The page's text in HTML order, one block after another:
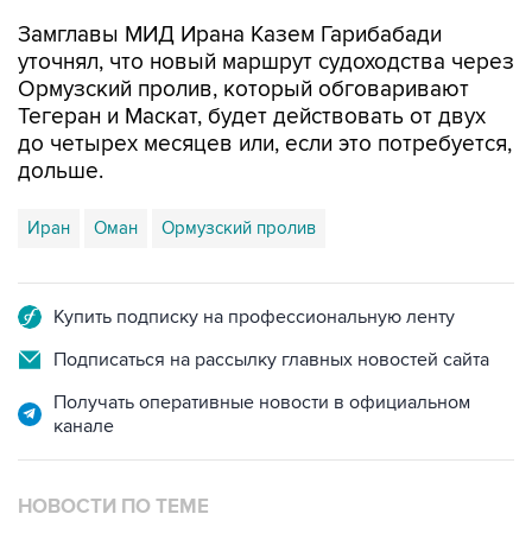
Замглавы МИД Ирана Казем Гарибабади
уточнял, что новый маршрут судоходства через
Ормузский пролив, который обговаривают
Тегеран и Маскат, будет действовать от двух
до четырех месяцев или, если это потребуется,
дольше.
Иран Оман Ормузский пролив
Купить подписку на профессиональную ленту
Подписаться на рассылку главных новостей сайта
Получать оперативные новости в официальном
канале
НОВОСТИ ПО ТЕМЕ